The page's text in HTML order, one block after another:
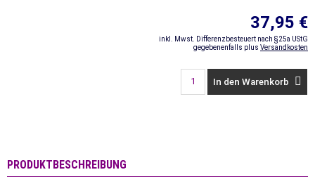
37,95 €
inkl. Mwst. Differenzbesteuert nach §25a UStG
gegebenenfalls plus Versandkosten
In den Warenkorb
PRODUKTBESCHREIBUNG